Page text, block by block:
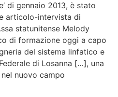
di gennaio 2013, è stato
articolo-intervista di
statunitense Melody
di formazione oggi a capo
del sistema linfatico e
di Losanna […], una
nuovo campo